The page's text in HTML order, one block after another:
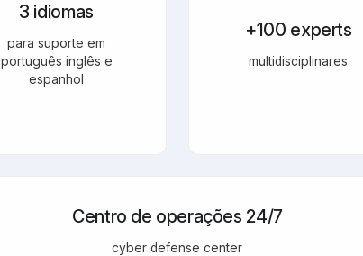
3 idiomas
para suporte em
português inglês e
espanhol
+100 experts
multidisciplinares
Centro de operações 24/7
cyber defense center